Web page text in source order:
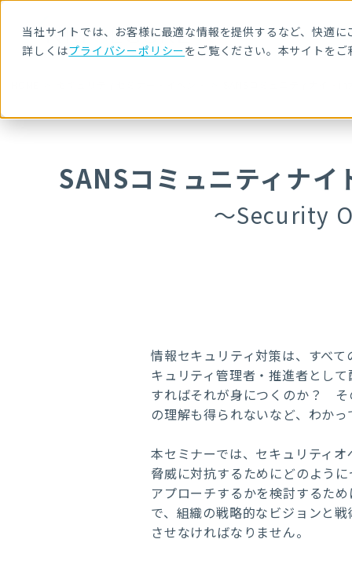
当社サイトでは、お客様に最適な情報を提供するなど、快適
詳しくはプライバシーポリシーをご覧ください。本サイトを
SANSコミュニティナ
～Security
情報セキュリティ対策は、すべ
キュリティ管理者・推進者とし
すればそれが身につくのか？
の理解も得られないなど、わか
本セミナーでは、セキュリティ
脅威に対抗するためにどのよう
アプローチするかを検討するた
で、組織の戦略的なビジョンと
させなければなりません。